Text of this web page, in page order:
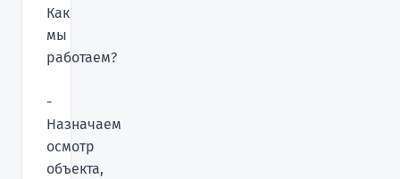
Как
мы
работаем?
-
Назначаем
осмотр
объекта,